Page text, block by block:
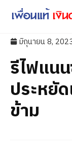
มิถุนายน 8,
รีไฟแน
ประหยั
ข้าม